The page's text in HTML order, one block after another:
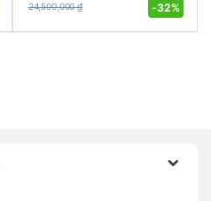
24,500,000₫ -32%